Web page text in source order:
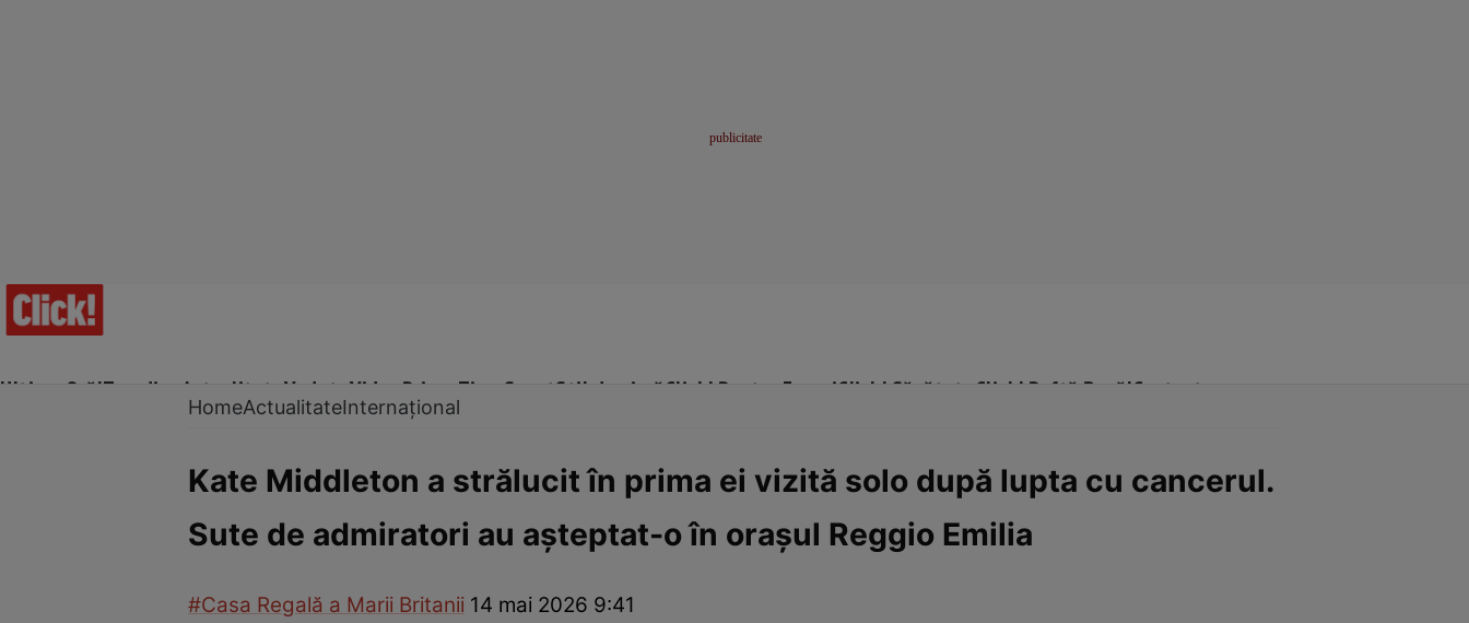
Ultima Oră!Trending Actualitate Vedete Video Prime Time SportStil de viațăClick! Pentru FemeiClick! Sănătate Click! Poftă Bună!Contact
InternaționalFapt diversTehnologieNaționalSport
HomeActualitateInternațional
Kate Middleton a strălucit în prima ei vizită solo după lupta cu cancerul.
Sute de admiratori au așteptat-o în orașul Reggio Emilia
#Casa Regală a Marii Britanii 14 mai 2026 9:41